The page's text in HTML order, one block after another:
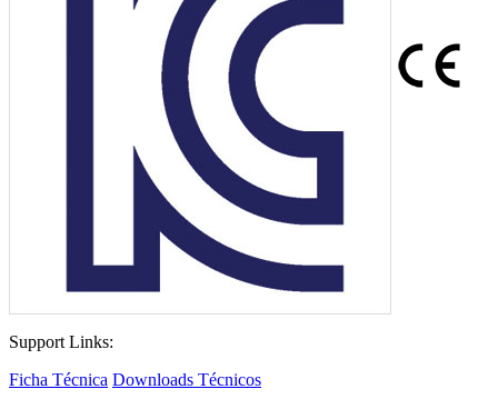
Support Links:
Ficha Técnica Downloads Técnicos